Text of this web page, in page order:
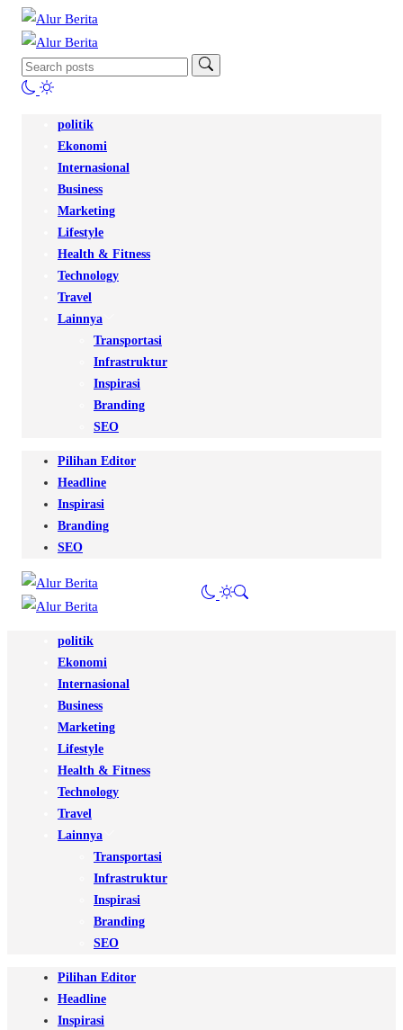
politik
Ekonomi
Internasional
Business
Marketing
Lifestyle
Health & Fitness
Technology
Travel
Lainnya
Transportasi
Infrastruktur
Inspirasi
Branding
SEO
Pilihan Editor
Headline
Inspirasi
Branding
SEO
politik
Ekonomi
Internasional
Business
Marketing
Lifestyle
Health & Fitness
Technology
Travel
Lainnya
Transportasi
Infrastruktur
Inspirasi
Branding
SEO
Pilihan Editor
Headline
Inspirasi